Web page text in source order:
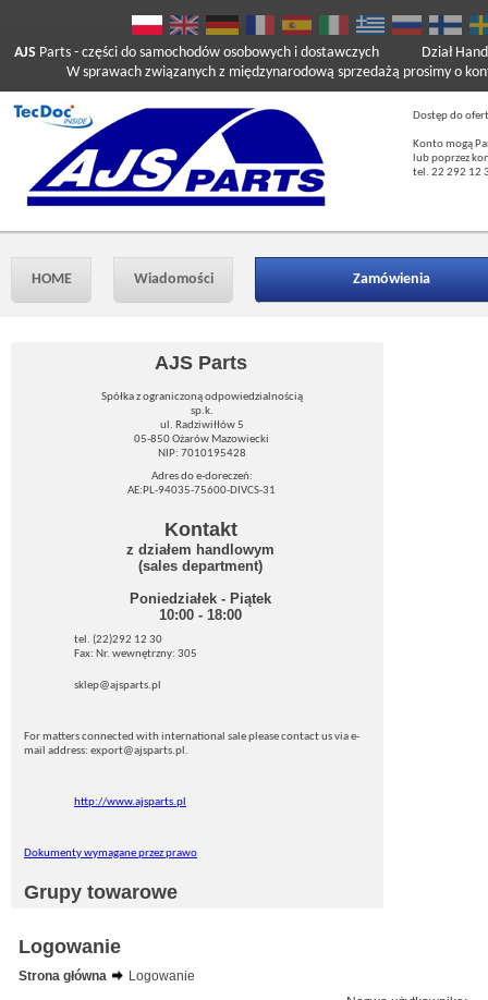
AJS Parts - części do samochodów osobowych i dostawczych
W sprawach związanych z międzynarodową sprzedażą prosimy o
Dział
Dostęp do
Konto mogą
lub poprzez
tel. 22 292 12
HOME Wiadomości Zamówienia
AJS Parts
Spółka z ograniczoną odpowiedzialnością
sp.k.
ul. Radziwiłłów 5
05-850 Ożarów Mazowiecki
NIP: 7010195428
Adres do e-doreczeń:
AE:PL-94035-75600-DIVCS-31
Kontakt
z działem handlowym
(sales department)
Poniedziałek - Piątek
10:00 - 18:00
tel. (22)292 12 30
Fax: Nr. wewnętrzny: 305
sklep@ajsparts.pl
For matters connected with international sale please contact us via e-
mail address: export@ajsparts.pl.
http://www.ajsparts.pl
Dokumenty wymagane przez prawo
Grupy towarowe
Logowanie
Strona główna
Logowanie